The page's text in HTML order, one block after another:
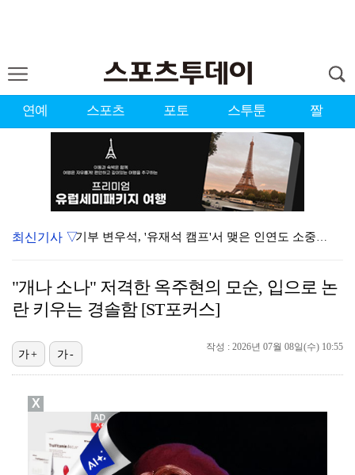
연예 스포츠 포토 스투툰 짤
기부 변우석, '유재석 캠프'서 맺은 인연도 소중히…"…
박지훈, 상하이 팬미팅 취소 "불가피한 사정"
극한 폭염에 봉황대기 일정도 조정…7일 오전 경기만 진…
손흥민, 5경기 연속골 실패…LAFC는 90분 1-1 …
최신기사 ▽
"개나 소나" 저격한 옥주현의 모순, 입으로 논
란 키우는 경솔함 [ST포커스]
작성 : 2026년 07월 08일(수) 10:55
가+ 가-
X